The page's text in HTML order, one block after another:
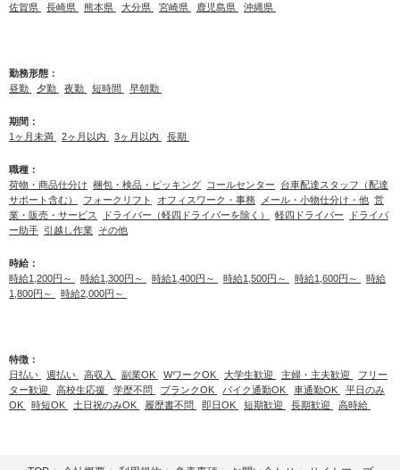
佐賀県
長崎県 熊本県 大分県 宮崎県 鹿児島県 沖縄県
勤務形態：
昼勤
夕勤 夜勤 短時間 早朝勤
期間：
1ヶ月未満
2ヶ月以内 3ヶ月以内 長期
職種：
荷物・商品仕分け 梱包・検品・ピッキング コールセンター
台車配達スタッフ（配達
サポート含む）
フォークリフト オフィスワーク・事務 メール・小物仕分け・他 営
業・販売・サービス
ドライバー（軽四ドライバーを除く） 軽四ドライバー
ドライバ
ー助手 引越し作業 その他
時給：
時給1,200円～
時給1,300円～ 時給1,400円～ 時給1,500円～ 時給1,600円～
時給
1,800円～
時給2,000円～
特徴：
日払い
週払い 高収入 副業OK WワークOK 大学生歓迎 主婦・主夫歓迎
フリー
ター歓迎
高校生応援 学歴不問 ブランクOK バイク通勤OK 車通勤OK
平日のみ
OK
時短OK 土日祝のみOK 履歴書不問 即日OK 短期歓迎 長期歓迎 高時給